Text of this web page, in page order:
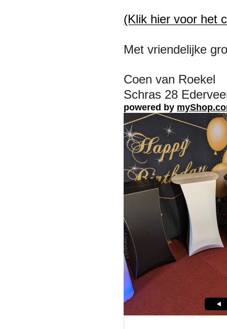
(Klik hier voor het
Met vriendelijke
Coen van Roekel
Schras 28
powered by